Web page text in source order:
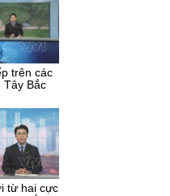
trên các
Tây Bắc
từ hai cực